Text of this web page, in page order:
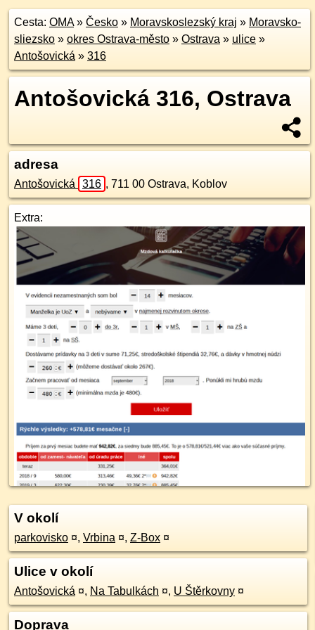
Cesta: OMA» Česko » Moravskoslezský kraj » Moravsko-
sliezsko » okres Ostrava-město » Ostrava » ulice »
Antošovická » 316
Antošovická 316, Ostrava
adresa
Antošovická 316 , 711 00 Ostrava, Koblov
Extra:
V okolí
parkovisko ¤, Vrbina ¤, Z-Box ¤
Ulice v okolí
Antošovická ¤, Na Tabulkách ¤, U Štěrkovny ¤
Doprava